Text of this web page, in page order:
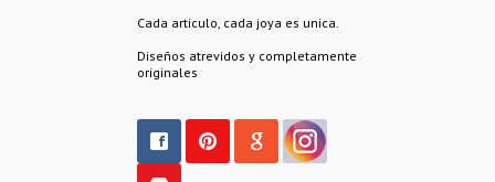
Cada articulo, cada joya es unica.
Diseños atrevidos y completamente
originales